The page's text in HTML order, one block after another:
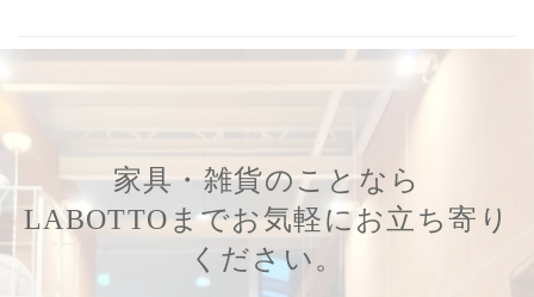
家具・雑貨のことなら
LABOTTOまでお気軽にお立ち寄り
ください。